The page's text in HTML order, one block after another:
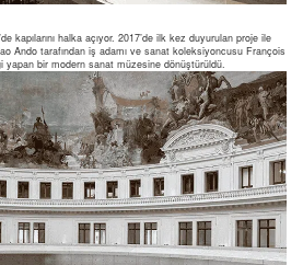
kapılarını halka açıyor. 2017’de ilk kez duyurulan proje ile
Ando tarafından iş adamı ve sanat koleksiyoncusu François
bir modern sanat müzesine dönüştürüldü.